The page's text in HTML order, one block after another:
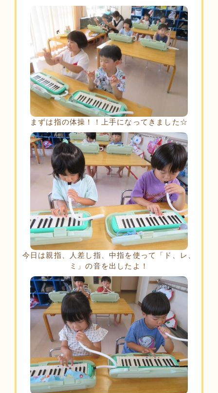
まずは指の体操！！上手になってきました☆
今日は親指、人差し指、中指を使って「ド、レ、
ミ」の音を出したよ！